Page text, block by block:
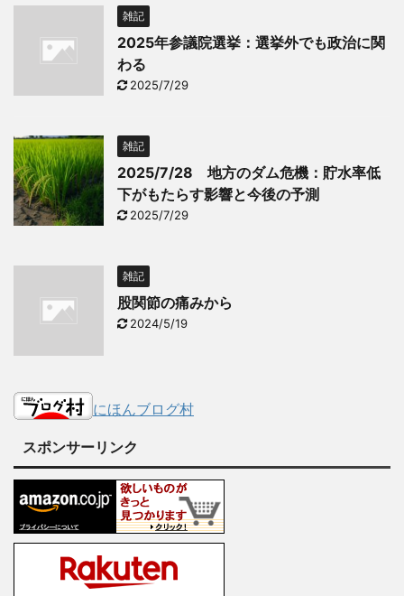
雑記
2025年参議院選挙：選挙外でも政治に関
わる
2025/7/29
雑記
2025/7/28 地方のダム危機：貯水率低
下がもたらす影響と今後の予測
2025/7/29
雑記
股関節の痛みから
2024/5/19
にほんブログ村
スポンサーリンク